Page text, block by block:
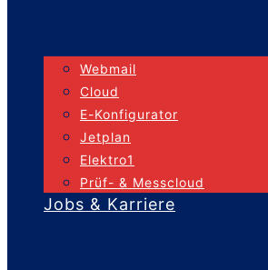
Webmail
Cloud
E-Konfigurator
Jetplan
Elektro1
Prüf- & Messcloud
Jobs & Karriere